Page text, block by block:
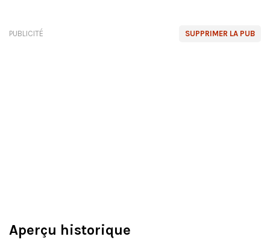
SUPPRIMER LA PUB
PUBLICITÉ
Aperçu historique